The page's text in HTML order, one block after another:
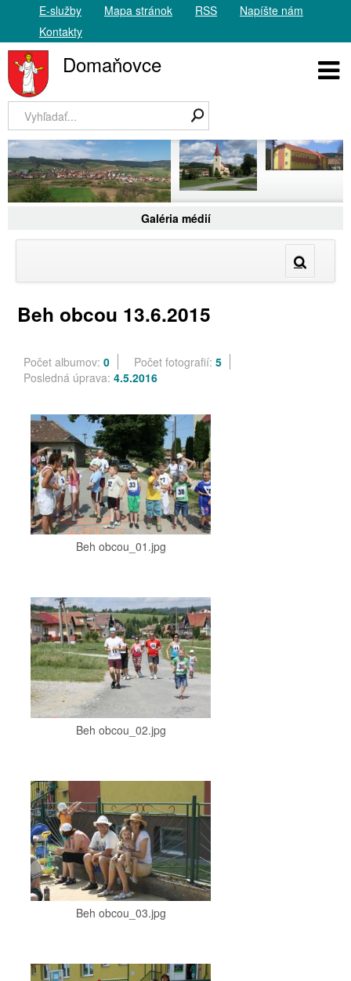
E-služby Mapa stránok RSS
Napíšte nám
Kontakty
Domaňovce
Galéria médií
Beh obcou 13.6.2015
Počet albumov: 0 Počet fotografií: 5
Posledná úprava: 4.5.2016
Beh obcou_01.jpg
Beh obcou_02.jpg
Beh obcou_03.jpg